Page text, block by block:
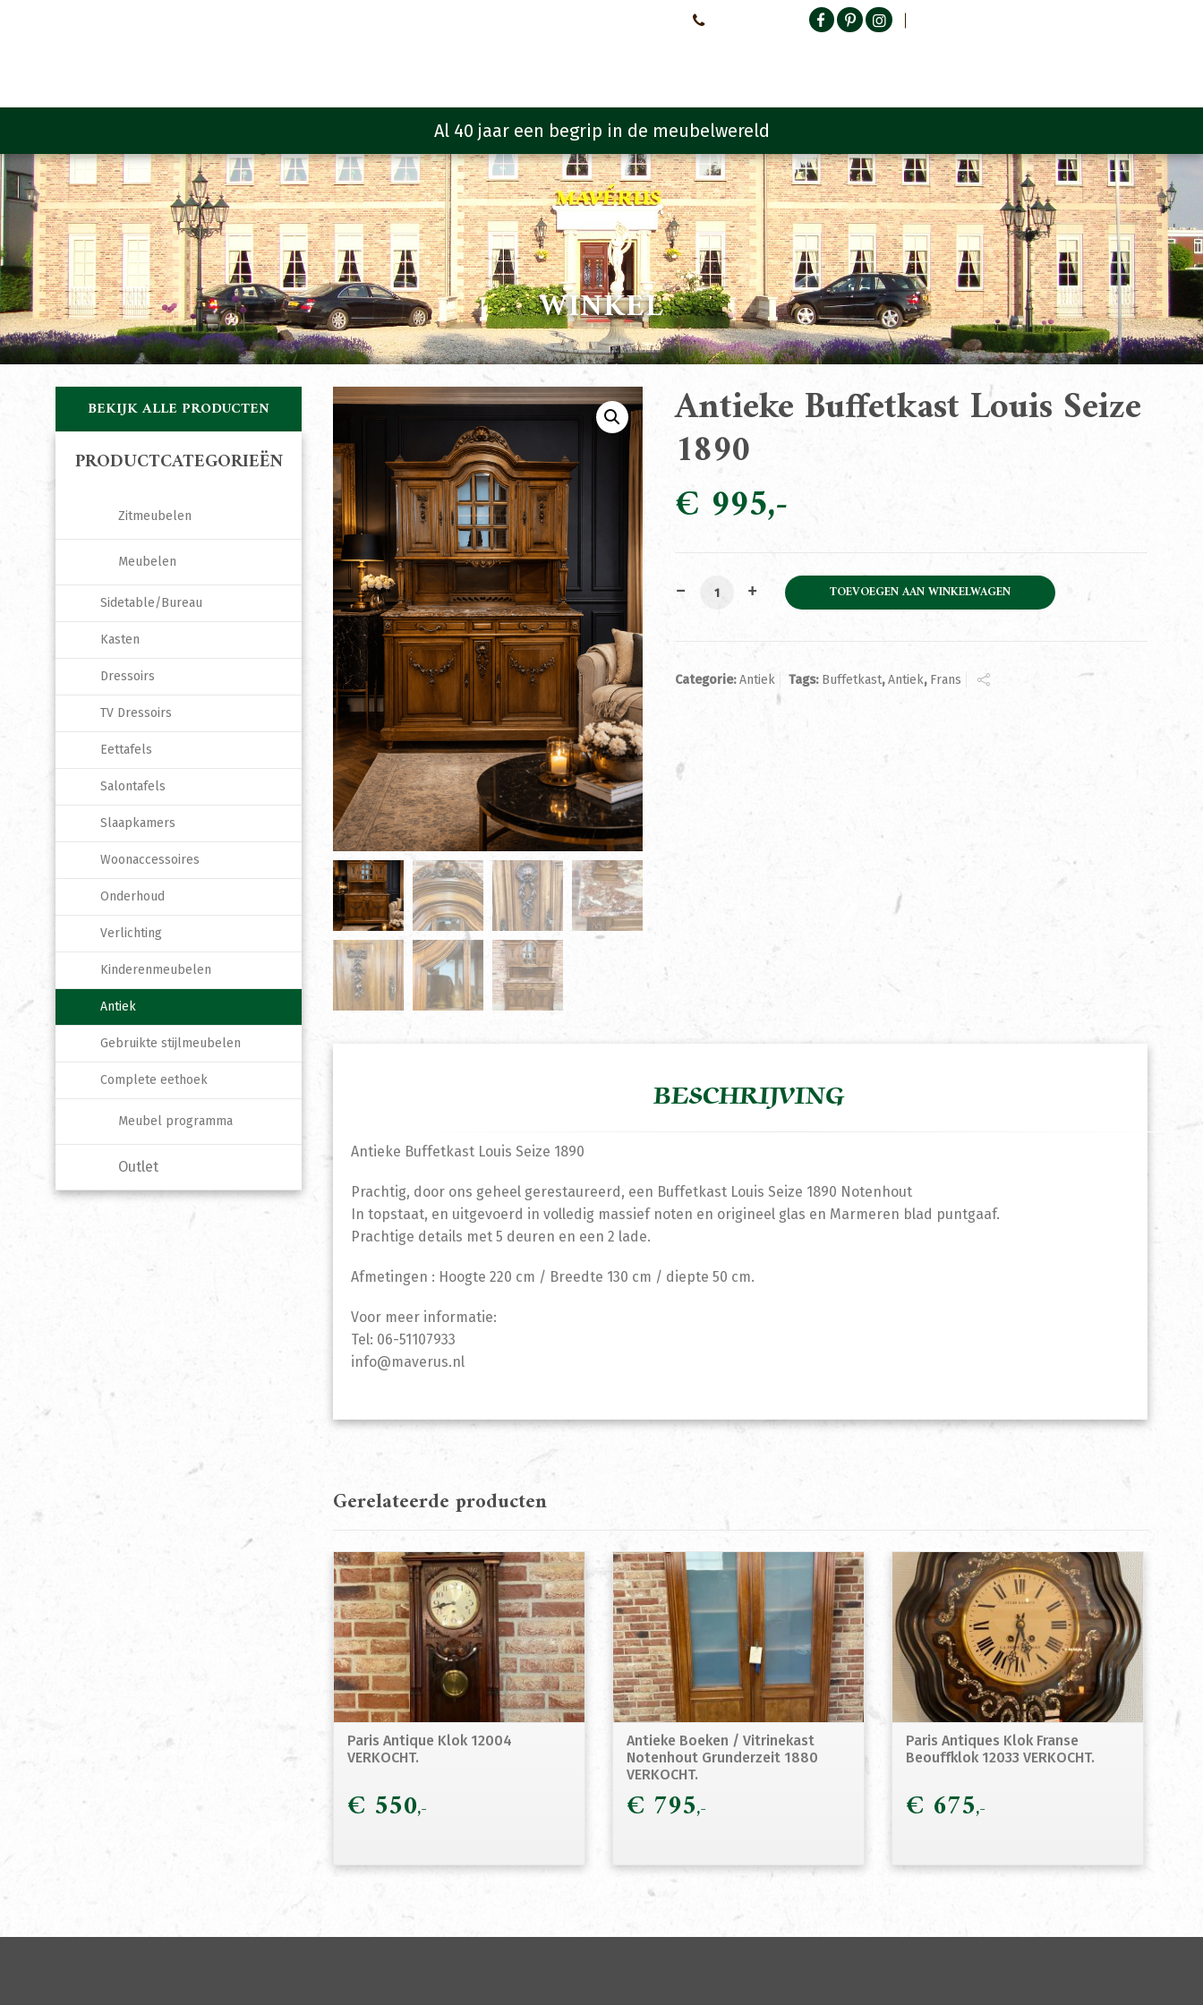
WINKEL
Antieke Buffetkast Louis Seize
1890
€ 995
Antieke Buffetkast Louis Seize 1890 aantal
TOEVOEGEN AAN WINKELWAGEN
Categorie:Antiek Tags: Buffetkast,Antiek, Frans
BESCHRIJVING
Antieke Buffetkast Louis Seize 1890
Prachtig, door ons geheel gerestaureerd, een Buffetkast Louis Seize 1890 Notenhout
In topstaat, en uitgevoerd in volledig massief noten en origineel glas en Marmeren blad puntgaaf.
Prachtige details met 5 deuren en een 2 lade.
Afmetingen : Hoogte 220 cm / Breedte 130 cm / diepte 50 cm.
Voor meer informatie:
Tel: 06-51107933
info@maverus.nl
Gerelateerde producten
Paris Antique Klok 12004
VERKOCHT.
€ 550
Antieke Boeken / Vitrinekast
Notenhout Grunderzeit 1880
VERKOCHT.
€ 795
Paris Antiques Klok Franse
Beouffklok 12033 VERKOCHT.
€ 675
BEKIJK ALLE PRODUCTEN
PRODUCTCATEGORIEËN
Zitmeubelen
Meubelen
Sidetable/Bureau
Kasten
Dressoirs
TV Dressoirs
Eettafels
Salontafels
Slaapkamers
Woonaccessoires
Onderhoud
Verlichting
Kinderenmeubelen
Antiek
Gebruikte stijlmeubelen
Complete eethoek
Meubel programma
Outlet